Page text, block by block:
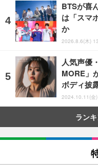
BTSが喜
は「スマ
か
2026.8.6(木)
人気声優
MORE」
ボディ披
2024.10.11(金
ラン